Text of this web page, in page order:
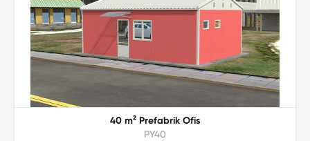
40 m² Prefabrik Ofis
PY40